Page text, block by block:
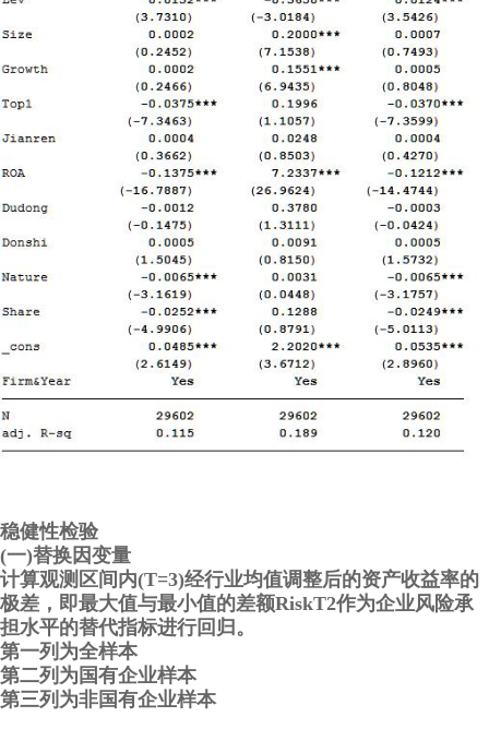
稳健性检验
(一)替换因变量
计算观测区间内(T=3)经行业均值调整后的资产收益率的
极差，即最大值与最小值的差额RiskT2作为企业风险承
担水平的替代指标进行回归。
第一列为全样本
第二列为国有企业样本
第三列为非国有企业样本